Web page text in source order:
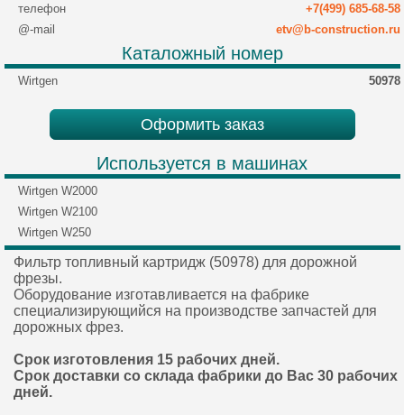
телефон
+7(499) 685-68-58
@-mail
etv@b-construction.ru
Каталожный номер
Wirtgen 50978
Оформить заказ
Используется в машинах
Wirtgen W2000
Wirtgen W2100
Wirtgen W250
Фильтр топливный картридж (50978) для дорожной
фрезы.
Оборудование изготавливается на фабрике
специализирующийся на производстве запчастей для
дорожных фрез.
Срок изготовления 15 рабочих дней.
Срок доставки со склада фабрики до Вас 30 рабочих
дней.